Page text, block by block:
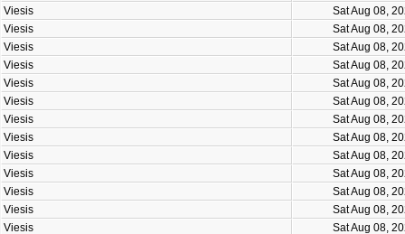
Viesis
Sat Aug 08,
Viesis
Sat Aug 08,
Viesis
Sat Aug 08,
Viesis
Sat Aug 08,
Viesis
Sat Aug 08,
Viesis
Sat Aug 08,
Viesis
Sat Aug 08,
Viesis
Sat Aug 08,
Viesis
Sat Aug 08,
Viesis
Sat Aug 08,
Viesis
Sat Aug 08,
Viesis
Sat Aug 08,
Viesis
Sat Aug 08,